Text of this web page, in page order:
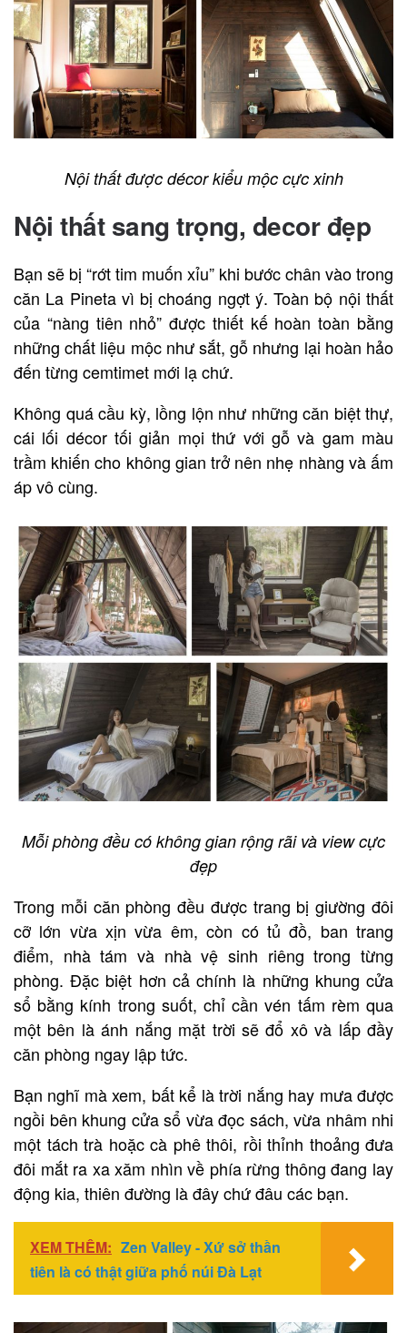
Nội thất được décor kiểu mộc cực xinh
Nội thất sang trọng, decor đẹp
Bạn sẽ bị “rớt tim muốn xỉu” khi bước chân vào trong
căn La Pineta vì bị choáng ngợt ý. Toàn bộ nội thất
của “nàng tiên nhỏ” được thiết kế hoàn toàn bằng
những chất liệu mộc như sắt, gỗ nhưng lại hoàn hảo
đến từng cemtimet mới lạ chứ.
Không quá cầu kỳ, lồng lộn như những căn biệt thự,
cái lối décor tối giản mọi thứ với gỗ và gam màu
trầm khiến cho không gian trở nên nhẹ nhàng và ấm
áp vô cùng.
Mỗi phòng đều có không gian rộng rãi và view cực
đẹp
Trong mỗi căn phòng đều được trang bị giường đôi
cỡ lớn vừa xịn vừa êm, còn có tủ đồ, ban trang
điểm, nhà tám và nhà vệ sinh riêng trong từng
phòng. Đặc biệt hơn cả chính là những khung cửa
sổ bằng kính trong suốt, chỉ cần vén tấm rèm qua
một bên là ánh nắng mặt trời sẽ đổ xô và lấp đầy
căn phòng ngay lập tức.
Bạn nghĩ mà xem, bất kể là trời nắng hay mưa được
ngồi bên khung cửa sổ vừa đọc sách, vừa nhâm nhi
một tách trà hoặc cà phê thôi, rồi thỉnh thoảng đưa
đôi mắt ra xa xăm nhìn về phía rừng thông đang lay
động kia, thiên đường là đây chứ đâu các bạn.
XEM THÊM: Zen Valley - Xứ sở thần
tiên là có thật giữa phố núi Đà Lạt